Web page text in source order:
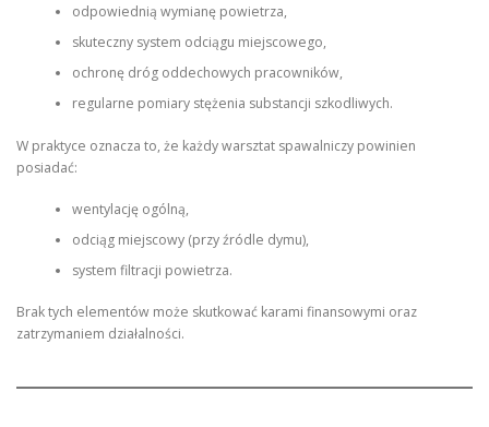
odpowiednią wymianę powietrza,
skuteczny system odciągu miejscowego,
ochronę dróg oddechowych pracowników,
regularne pomiary stężenia substancji szkodliwych.
W praktyce oznacza to, że każdy warsztat spawalniczy powinien
posiadać:
wentylację ogólną,
odciąg miejscowy (przy źródle dymu),
system filtracji powietrza.
Brak tych elementów może skutkować karami finansowymi oraz
zatrzymaniem działalności.